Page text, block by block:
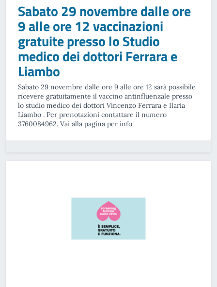
Sabato 29 novembre dalle ore
9 alle ore 12 vaccinazioni
gratuite presso lo Studio
medico dei dottori Ferrara e
Liambo
Sabato 29 novembre dalle ore 9 alle ore 12 sarà possibile
ricevere gratuitamente il vaccino antinfluenzale presso
lo studio medico dei dottori Vincenzo Ferrara e Ilaria
Liambo . Per prenotazioni contattare il numero
3760084962. Vai alla pagina per info